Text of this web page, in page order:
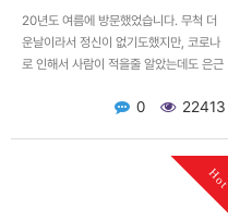
20년도 여름에 방문했었습니다. 무척 더
운날이라서 정신이 없기도했지만, 코로나
로 인해서 사람이 적을줄 알았는데도 은근
라. 산책하기 아주 좋았…0 22413
Hot